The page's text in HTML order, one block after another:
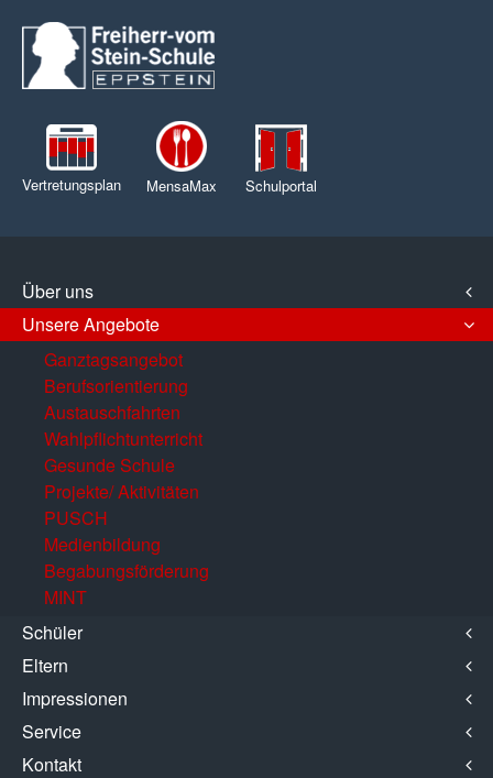
Vertretungsplan MensaMax Schulportal
Über uns
Unsere Angebote
Ganztagsangebot
Berufsorientierung
Austauschfahrten
Wahlpflichtunterricht
Gesunde Schule
Projekte/ Aktivitäten
PUSCH
Medienbildung
Begabungsförderung
MINT
Schüler
Eltern
Impressionen
Service
Kontakt